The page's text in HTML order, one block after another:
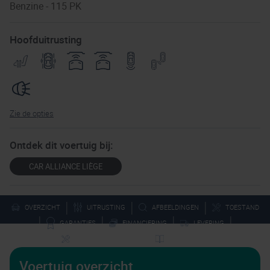
Benzine - 115 PK
Hoofduitrusting
Zie de opties
Ontdek dit voertuig bij:
CAR ALLIANCE LIÈGE
OVERZICHT UITRUSTING AFBEELDINGEN TOESTAND
| GARANTIES | FINANCIERING | LEVERING |
Voertuig overzicht